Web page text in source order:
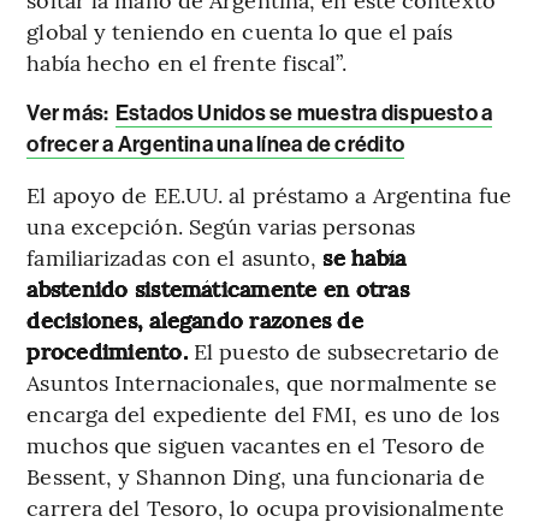
global y teniendo en cuenta lo que el país
había hecho en el frente fiscal”.
Ver más: Estados Unidos se muestra dispuesto a
ofrecer a Argentina una línea de crédito
El apoyo de EE.UU. al préstamo a Argentina fue
una excepción. Según varias personas
familiarizadas con el asunto,se había
abstenido sistemáticamente en otras
decisiones, alegando razones de
procedimiento. El puesto de subsecretario de
Asuntos Internacionales, que normalmente se
encarga del expediente del FMI, es uno de los
muchos que siguen vacantes en el Tesoro de
Bessent, y Shannon Ding, una funcionaria de
carrera del Tesoro, lo ocupa provisionalmente